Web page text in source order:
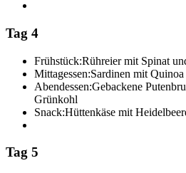
Tag 4
Frühstück:Rühreier mit Spinat
Mittagessen:Sardinen mit
Abendessen:Gebackene
Grünkohl
Snack:Hüttenkäse mit
Tag 5